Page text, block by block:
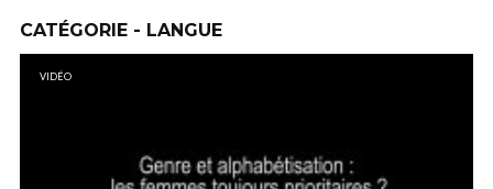
CATÉGORIE - LANGUE
VIDÉO